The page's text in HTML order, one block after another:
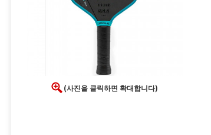
(사진을 클릭하면 확대합니다)